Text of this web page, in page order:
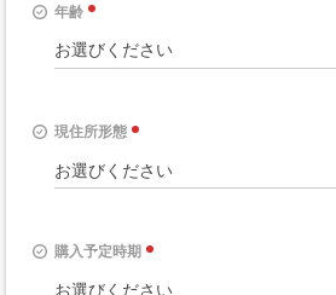
年齢
現住所形態
購入予定時期